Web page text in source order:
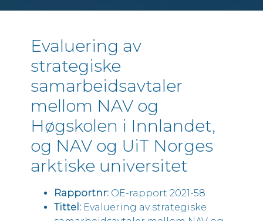
Justis, samfunnssikkerhet og beredskap
Kommuner og fylkeskommuner
Konkurranse, marked og regulering
Kultur, idrett og medier
Privat næringsliv
Ressurser og bærekraft
Statlig sektor
Transport og logistikk
Evaluering av
strategiske
samarbeidsavtaler
mellom NAV og
Høgskolen i Innlandet,
og NAV og UiT Norges
arktiske universitet
Rapportnr: OE-rapport 2021-58
Tittel: Evaluering av strategiske